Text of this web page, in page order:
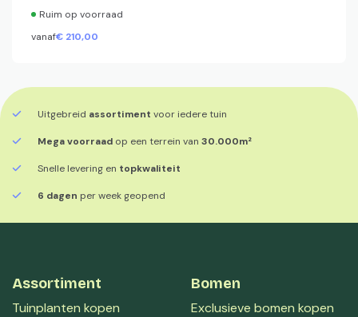
Ruim op voorraad
vanaf€ 210,00
Uitgebreid assortiment voor iedere tuin
Mega voorraad op een terrein van 30.000m²
Snelle levering en topkwaliteit
6 dagen per week geopend
Assortiment
Tuinplanten kopen
Bomen
Exclusieve bomen kopen